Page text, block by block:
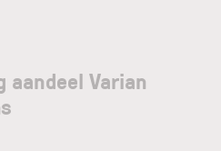
Varian